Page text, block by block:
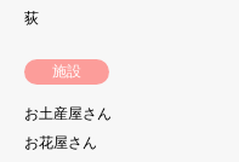
荻
施設
お土産屋さん
お花屋さん